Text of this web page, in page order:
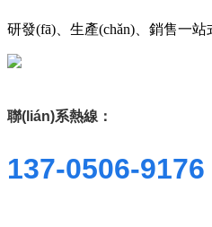
研發(fā)、生產(chǎn)、銷售一
聯(lián)系熱線：
137-0506-9176